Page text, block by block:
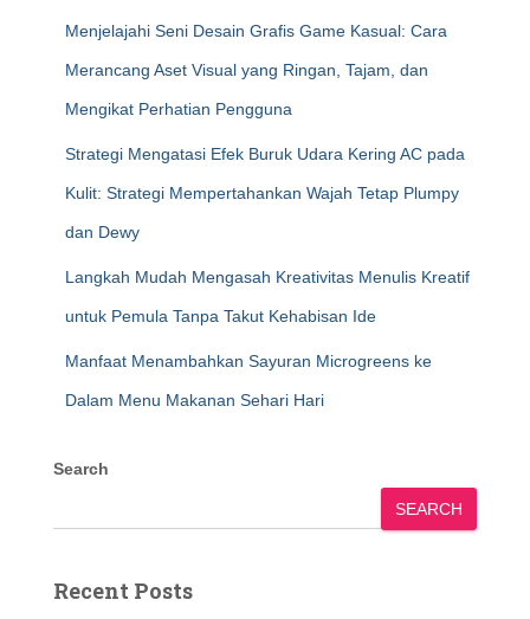
Menjelajahi Seni Desain Grafis Game Kasual: Cara
Merancang Aset Visual yang Ringan, Tajam, dan
Mengikat Perhatian Pengguna
Strategi Mengatasi Efek Buruk Udara Kering AC pada
Kulit: Strategi Mempertahankan Wajah Tetap Plumpy
dan Dewy
Langkah Mudah Mengasah Kreativitas Menulis Kreatif
untuk Pemula Tanpa Takut Kehabisan Ide
Manfaat Menambahkan Sayuran Microgreens ke
Dalam Menu Makanan Sehari Hari
Search
SEARCH
Recent Posts